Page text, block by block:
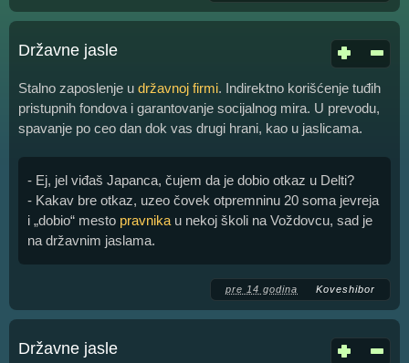
Državne jasle
Stalno zaposlenje u državnoj firmi. Indirektno korišćenje tuđih
pristupnih fondova i garantovanje socijalnog mira. U prevodu,
spavanje po ceo dan dok vas drugi hrani, kao u jaslicama.
- Ej, jel viđaš Japanca, čujem da je dobio otkaz u Delti?
- Kakav bre otkaz, uzeo čovek otpremninu 20 soma jevreja
i „dobio“ mesto pravnika u nekoj školi na Voždovcu, sad je
na državnim jaslama.
pre 14 godina Koveshibor
Državne jasle